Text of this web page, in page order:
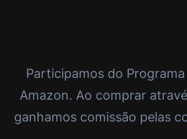
Participamos do
Amazon. Ao comprar
ganhamos comissão pelas